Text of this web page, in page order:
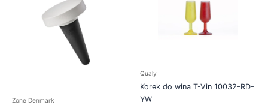
Zone Denmark
Qualy
Korek do wina T-Vin 10032-RD-
YW